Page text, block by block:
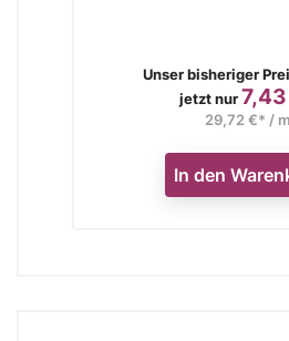
Verkaufspreis
Unser bisheriger
jetzt nur Preis
29,72 €* / m
In den